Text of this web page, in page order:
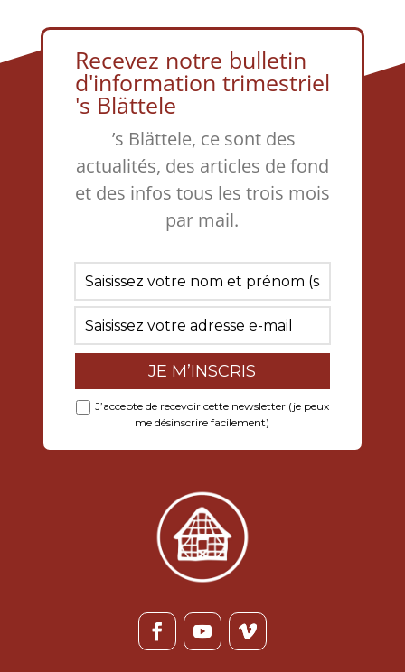
Recevez notre bulletin
d'information trimestriel
's Blättele
’s Blättele, ce sont des
actualités, des articles de fond
et des infos tous les trois mois
par mail.
J’accepte de recevoir cette newsletter (je peux
me désinscrire facilement)